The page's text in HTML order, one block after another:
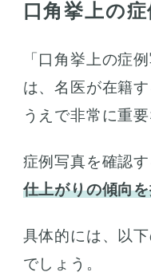
口角挙上の
「口角挙上の症
は、名医が在籍
うえで非常に重
症例写真を確認
仕上がりの傾向
具体的には、以
でしょう。